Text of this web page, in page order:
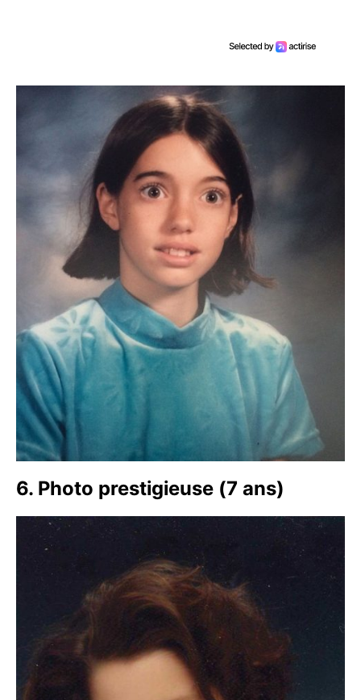
6. Photo prestigieuse (7 ans)